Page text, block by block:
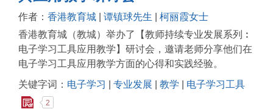
作者： 香港教育城 谭镇球先生
柯丽霞女士
香港教育城（教城）举办了【教师持续专业发展系列︰
电子学习工具应用教学】研讨会，邀请老师分享他们在
电子学习工具应用教学方面的心得和实践经验。
关键字词： 电子学习 专业发展 教学 电子学习工具
2